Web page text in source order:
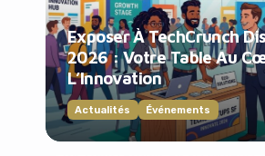
Exposer À TechCrunch
2026 : Votre Table Au
L’Innovation
Actualités Événements